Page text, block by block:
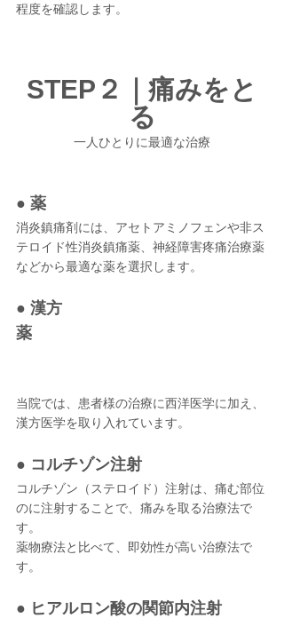
程度を確認します。
STEP２｜痛みをと
る
一人ひとりに最適な治療
● 薬
消炎鎮痛剤には、アセトアミノフェンや非ス
テロイド性消炎鎮痛薬、神経障害疼痛治療薬
などから最適な薬を選択します。
● 漢方
薬
当院では、患者様の治療に西洋医学に加え、
漢方医学を取り入れています。
● コルチゾン注射
コルチゾン（ステロイド）注射は、痛む部位
のに注射することで、痛みを取る治療法で
す。
薬物療法と比べて、即効性が高い治療法で
す。
● ヒアルロン酸の関節内注射